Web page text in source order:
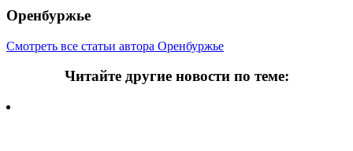
Оренбуржье
Смотреть все статьи автора Оренбуржье
Читайте другие новости по теме: